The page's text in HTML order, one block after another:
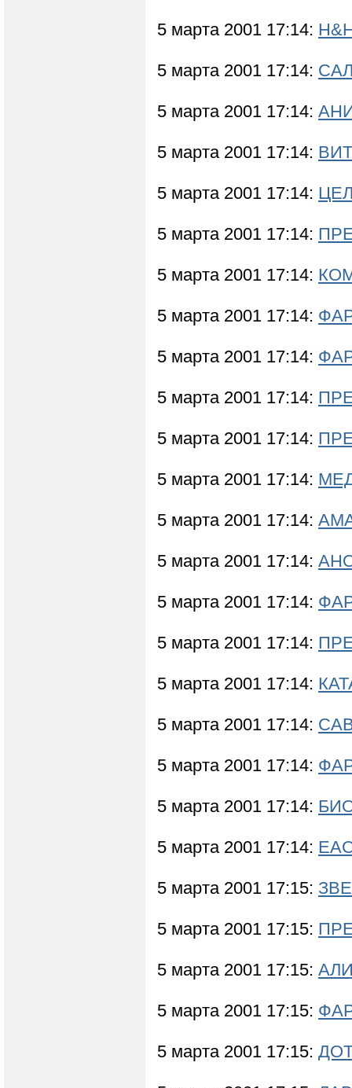
5 марта 2001 17:14:
5 марта 2001 17:14:
5 марта 2001 17:14:
5 марта 2001 17:14:
5 марта 2001 17:14:
5 марта 2001 17:14:
5 марта 2001 17:14:
5 марта 2001 17:14:
5 марта 2001 17:14:
5 марта 2001 17:14:
5 марта 2001 17:14:
5 марта 2001 17:14:
5 марта 2001 17:14:
5 марта 2001 17:14:
5 марта 2001 17:14:
5 марта 2001 17:14:
5 марта 2001 17:14:
5 марта 2001 17:14:
5 марта 2001 17:14:
5 марта 2001 17:14:
5 марта 2001 17:14:
5 марта 2001 17:15:
5 марта 2001 17:15:
5 марта 2001 17:15:
5 марта 2001 17:15:
5 марта 2001 17:15: